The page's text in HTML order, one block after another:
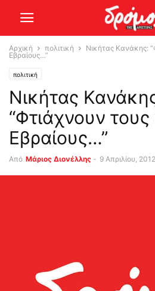
Αρχική πολιτική
Νικήτας Κανάκης:
Εβραίους…”
πολιτική
Νικήτας
“Φτιάχνουν
Εβραίους…”
Από Μάριος Διονέλλης - 9 Απριλίου, 2012